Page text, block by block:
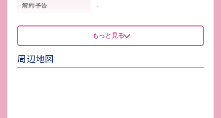
解約予告
-
看板製作費
-
看板使用料・
維持管理費
-
鍵交換費
-
もっと見る
周辺地図